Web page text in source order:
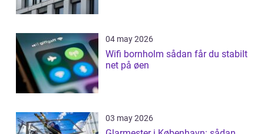
04 may 2026
Wifi bornholm sådan får du stabilt
net på øen
03 may 2026